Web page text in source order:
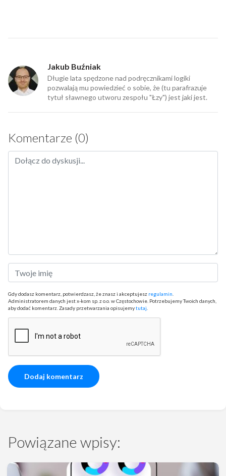
Jakub Buźniak
Długie lata spędzone nad podręcznikami logiki
pozwalają mu powiedzieć o sobie, że (tu parafrazuje
tytuł sławnego utworu zespołu "Łzy") jest jaki jest.
Komentarze (0)
Gdy dodasz komentarz, potwierdzasz, że znasz i akceptujesz regulamin.
Administratorem danych jest x-kom sp. z o.o. w Częstochowie. Potrzebujemy Twoich danych,
aby dodać komentarz. Zasady przetwarzania opisujemytutaj.
Powiązane wpisy: